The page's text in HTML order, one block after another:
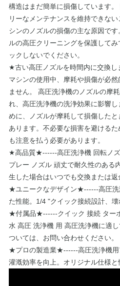
構造はまだ簡単に損傷しています
リーなメンテナンスを維持できな
シンのノズルの損傷の主な原因で
ルの高圧クリーニングを保護して
ックしないでください。
★古い高圧ノズルを時間内に交換
マシンの使用中、摩耗や損傷が必
ません。 高圧洗浄機のノズルの摩
れ、高圧洗浄機の洗浄効果に影響
めに、ノズルが摩耗して損傷した
あります。不必要な損害を避ける
も注意を払う必要があります。
★高品質★------高圧洗浄機 回転ノ
プレー ノズル 頑丈で耐久性のある
生した場合はいつでも交換または返
★ユニークなデザイン★------高圧洗
た性能。1/4 "クイック接続設計、壊
★付属品★------クイック 接続 ター
水 高圧 洗浄機 用 高圧洗浄機に適
ついては、お問い合わせください。
★プロの製造業★------高圧洗浄機用
灌漑効率を向上。オリジナル仕様と